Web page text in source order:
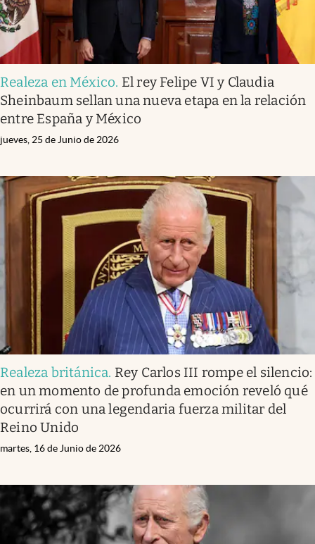
abre en nueva pestaña
México
Realeza en México. El rey Felipe VI y Claudia
Sheinbaum sellan una nueva etapa en la relación
entre España y México
jueves, 25 de Junio de 2026
Realeza británica. Rey Carlos III rompe el silencio:
en un momento de profunda emoción reveló qué
ocurrirá con una legendaria fuerza militar del
Reino Unido
martes, 16 de Junio de 2026